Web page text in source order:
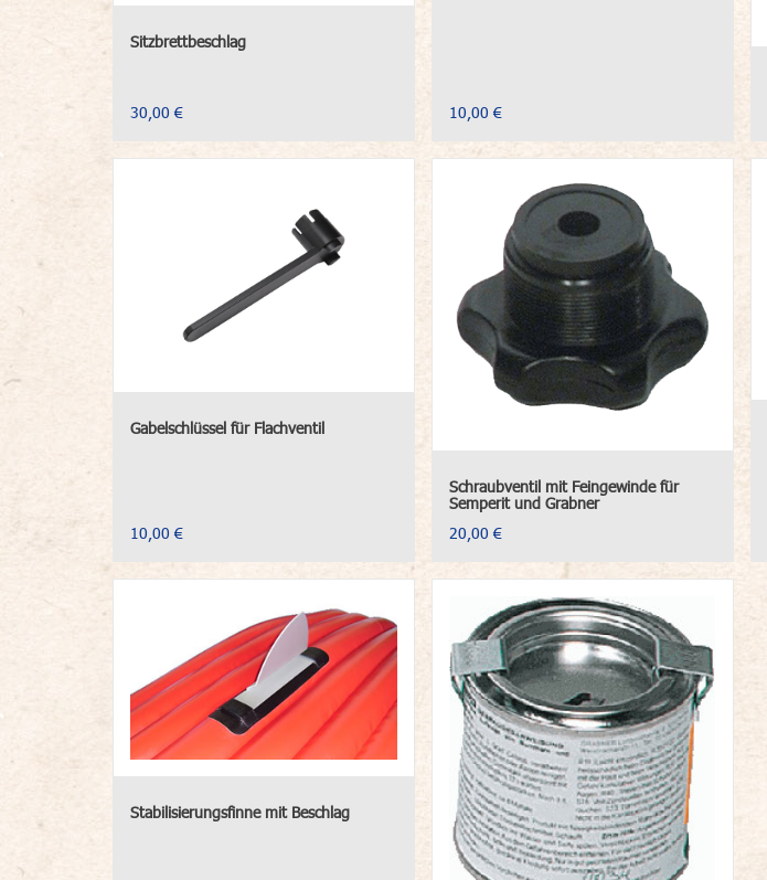
Sitzbrettbeschlag
30,00 € 10,00 €
Gabelschlüssel für Flachventil
10,00 €
Schraubventil mit Feingewinde für
Semperit und Grabner
20,00 €
Stabilisierungsfinne mit Beschlag